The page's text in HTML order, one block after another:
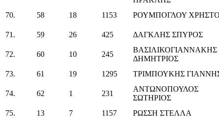
70.
58 18 1153 ΡΟΥΜΠΟΓΛΟΥ
71. 59 26 425 ΔΑΓΚΛΗΣ ΣΠΥΡΟΣ
72. 60 10 245
ΒΑΣΙΛΙΚΟΓΙΑΝΝΑΚΗΣ
ΔΗΜΗΤΡΙΟΣ
73.
61 19 1295 ΤΡΙΜΠΟΥΚΗΣ
74. 62 1 231
ΑΝΤΩΝΟΠΟΥΛΟΣ
ΣΩΤΗΡΙΟΣ
75.
13 7 1157 ΡΩΣΣΗ ΣΤΕΛΛΑ